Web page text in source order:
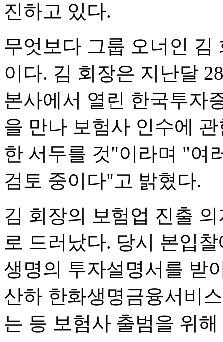
진하고 있다.
무엇보다 그룹 오너인 김
이다. 김 회장은 지난달
본사에서 열린 한국투자
을 만나 보험사 인수에
한 서두를 것"이라며 "여
검토 중이다"고 밝혔다.
김 회장의 보험업 진출
로 드러났다. 당시 본입
생명의 투자설명서를 받
산하 한화생명금융서비
는 등 보험사 출범을 위